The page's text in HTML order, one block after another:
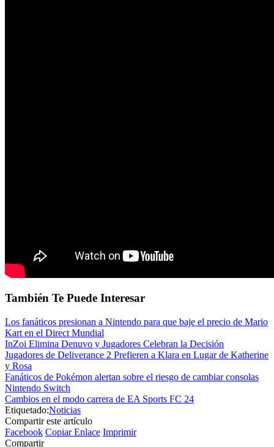
También Te Puede Interesar
Los fanáticos presionan a Nintendo para que baje el precio de Mario
Kart en el Direct Mundial
InZoi Elimina Denuvo y Jugadores Celebran la Decisión
Jugadores de Deliverance 2 Prefieren a Klara en Lugar de Katherine
y Rosa
Fanáticos de Pokémon alertan sobre el riesgo de cambiar consolas
Nintendo Switch
Cambios en el modo carrera de EA Sports FC 24
Etiquetado:Noticias
Compartir este artículo
Facebook Copiar Enlace Imprimir
Compartir